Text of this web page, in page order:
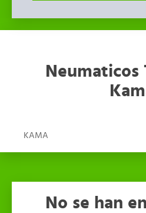
Neumaticos
KAMA
No se han